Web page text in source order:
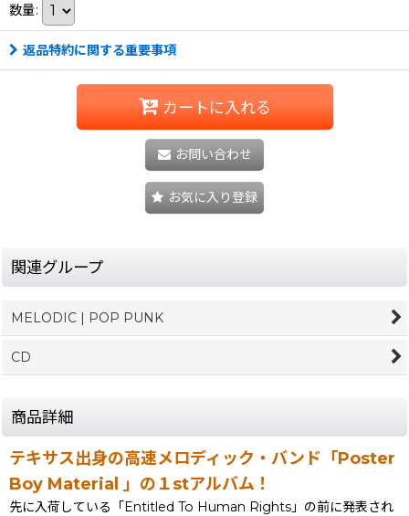
数量:
返品特約に関する重要事項
カートに入れる
お問い合わせ
お気に入り登録
関連グループ
MELODIC | POP PUNK
CD
商品詳細
テキサス出身の高速メロディック・バンド「Poster
Boy Material 」の１stアルバム！
先に入荷している「Entitled To Human Rights」の前に発表され